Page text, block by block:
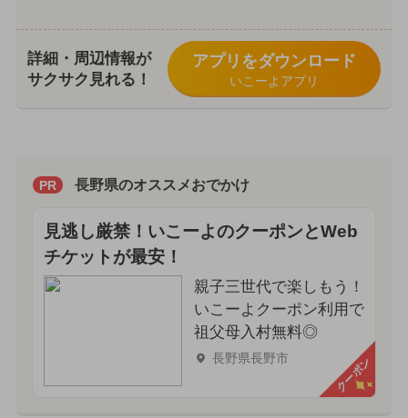
詳細・周辺情報が
サクサク見れる！
アプリをダウンロード
いこーよアプリ
PR 長野県のオススメおでかけ
見逃し厳禁！いこーよのクーポンとWeb
チケットが最安！
親子三世代で楽しもう！
いこーよクーポン利用で
祖父母入村無料◎
長野県長野市 クーポン